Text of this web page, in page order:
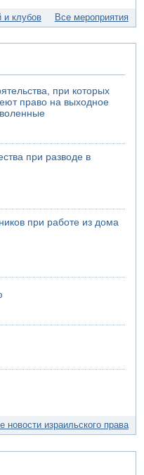
сообщили о
воды в девяти
для движения
ножевые ранения
Левински в Тель-
и клубов Все мероприятия
при которых
право на выходное
при разводе в
при работе из дома
новости израильского права